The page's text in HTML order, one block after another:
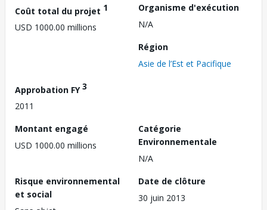
Coût total du projet 1
USD 1000.00 millions
Organisme d'exécution
N/A
Région
Asie de l’Est et Pacifique
Approbation FY3
2011
Montant engagé
USD 1000.00 millions
Catégorie
Environnementale
N/A
Risque environnemental
et social
Date de clôture
30 juin 2013